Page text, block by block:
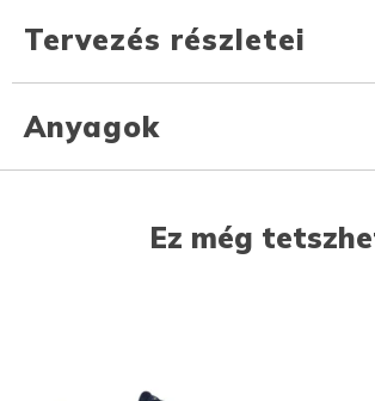
Tervezés részletei
Anyagok
Ez még